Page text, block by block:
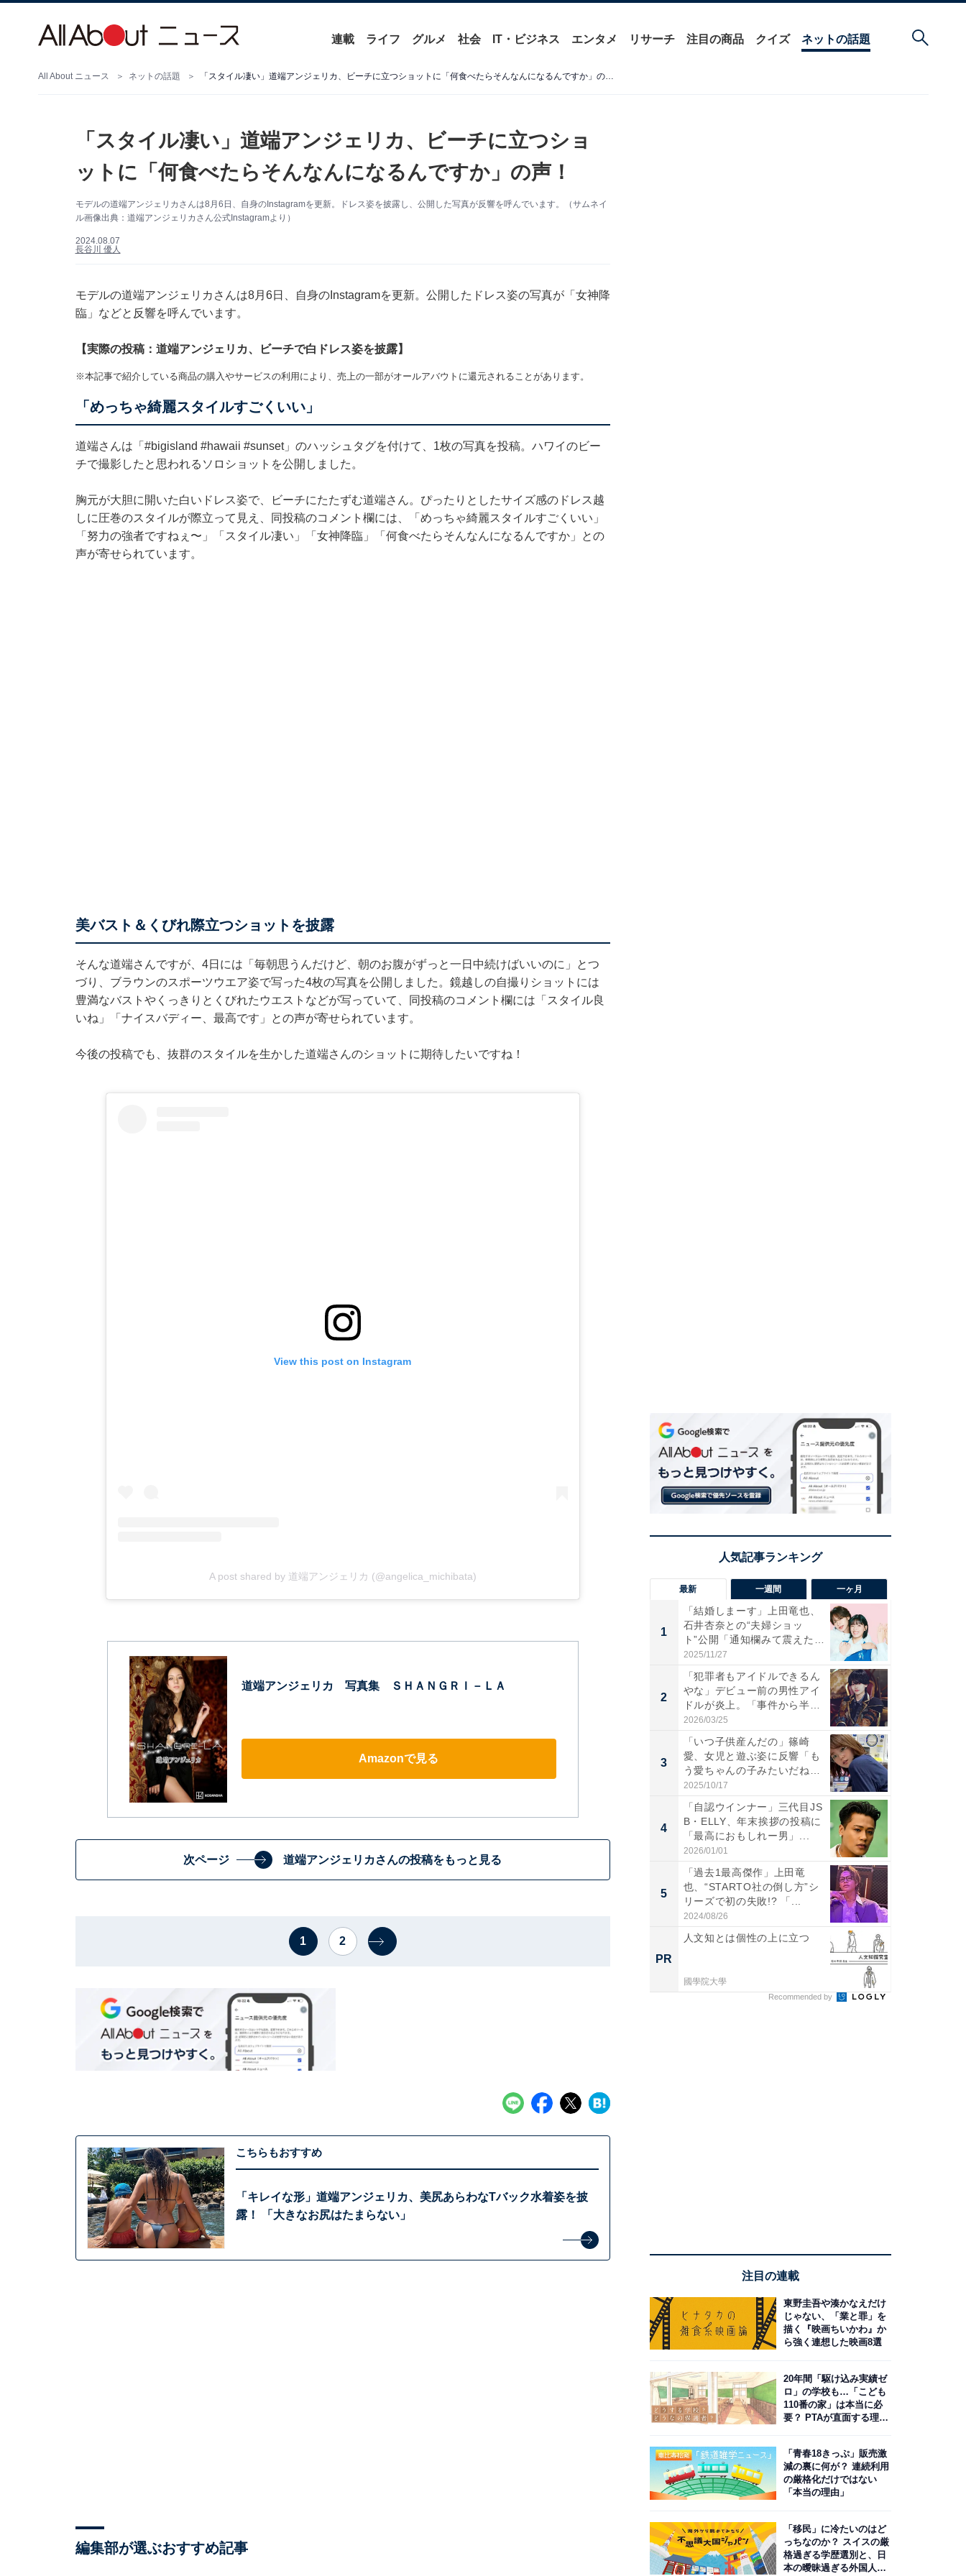
連載 ライフ グルメ 社会 IT・ビジネス エンタメ リサーチ 注目の商品 クイズ ネットの話題
All About ニュース ネットの話題 「スタイル凄い」道端アンジェリカ、ビーチに立つショットに「何食べたらそんなんになるんですか」の声！
「スタイル凄い」道端アンジェリカ、ビーチに立つショ
ットに「何食べたらそんなんになるんですか」の声！
モデルの道端アンジェリカさんは8月6日、自身のInstagramを更新。ドレス姿を披露し、公開した写真が反響を呼んでいます。（サムネイ
ル画像出典：道端アンジェリカさん公式Instagramより）
2024.08.07
長谷川 優人
モデルの道端アンジェリカさんは8月6日、自身のInstagramを更新。公開したドレス姿の写真が「女神降
臨」などと反響を呼んでいます。
【実際の投稿：道端アンジェリカ、ビーチで白ドレス姿を披露】
※本記事で紹介している商品の購入やサービスの利用により、売上の一部がオールアバウトに還元されることがあります。
「めっちゃ綺麗スタイルすごくいい」
道端さんは「#bigisland #hawaii #sunset」のハッシュタグを付けて、1枚の写真を投稿。ハワイのビー
チで撮影したと思われるソロショットを公開しました。
胸元が大胆に開いた白いドレス姿で、ビーチにたたずむ道端さん。ぴったりとしたサイズ感のドレス越
しに圧巻のスタイルが際立って見え、同投稿のコメント欄には、「めっちゃ綺麗スタイルすごくいい」
「努力の強者ですねぇ〜」「スタイル凄い」「女神降臨」「何食べたらそんなんになるんですか」との
声が寄せられています。
美バスト＆くびれ際立つショットを披露
そんな道端さんですが、4日には「毎朝思うんだけど、朝のお腹がずっと一日中続けばいいのに」とつ
づり、ブラウンのスポーツウエア姿で写った4枚の写真を公開しました。鏡越しの自撮りショットには
豊満なバストやくっきりとくびれたウエストなどが写っていて、同投稿のコメント欄には「スタイル良
いね」「ナイスバディー、最高です」との声が寄せられています。
今後の投稿でも、抜群のスタイルを生かした道端さんのショットに期待したいですね！
View this post on Instagram
A post shared by 道端アンジェリカ (@angelica_michibata)
道端アンジェリカ 写真集 ＳＨＡＮＧＲＩ－ＬＡ
Amazonで見る
次ページ 道端アンジェリカさんの投稿をもっと見る
1 2
こちらもおすすめ
「キレイな形」道端アンジェリカ、美尻あらわなTバック水着姿を披
露！ 「大きなお尻はたまらない」
編集部が選ぶおすすめ記事
最新 一週間 一ヶ月
1
「結婚しまーす」上田竜也、
石井杏奈との“夫婦ショッ
ト”公開「通知欄みて震えた」
「...
2025/11/27
2
「犯罪者もアイドルできるん
やな」デビュー前の男性アイ
ドルが炎上。「事件から半年
も...
2026/03/25
3
「いつ子供産んだの」篠崎
愛、女児と遊ぶ姿に反響「も
う愛ちゃんの子みたいだね」
「完...
2025/10/17
4
「自認ウインナー」三代目JS
B・ELLY、年末挨拶の投稿に
「最高におもしれー男」...
2026/01/01
5
「過去1最高傑作」上田竜
也、“STARTO社の倒し方”シ
リーズで初の失敗!? 「...
2024/08/26
PR
人文知とは個性の上に立つ
國學院大學
Recommended by
注目の連載
東野圭吾や湊かなえだけ
じゃない、「業と罪」を
描く『映画ちいかわ』か
ら強く連想した映画8選
20年間「駆け込み実績ゼ
ロ」の学校も…「こども
110番の家」は本当に必
要？ PTAが直面する理想
「青春18きっぷ」販売激
減の裏に何が？ 連続利用
の厳格化だけではない
「本当の理由」
「移民」に冷たいのはど
っちなのか？ スイスの厳
格過ぎる学歴選別と、日
本の曖昧過ぎる外国人政